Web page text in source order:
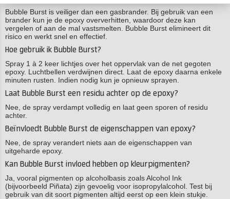
Bubble Burst is veiliger dan een gasbrander. Bij gebruik van een
brander kun je de epoxy oververhitten, waardoor deze kan
vergelen of aan de mal vastsmelten. Bubble Burst elimineert dit
risico en werkt snel en effectief.
Hoe gebruik ik Bubble Burst?
Spray 1 à 2 keer lichtjes over het oppervlak van de net gegoten
epoxy. Luchtbellen verdwijnen direct. Laat de epoxy daarna enkele
minuten rusten. Indien nodig kun je opnieuw sprayen.
Laat Bubble Burst een residu achter op de epoxy?
Nee, de spray verdampt volledig en laat geen sporen of residu
achter.
Beïnvloedt Bubble Burst de eigenschappen van epoxy?
Nee, de spray verandert niets aan de eigenschappen van
uitgeharde epoxy.
Kan Bubble Burst invloed hebben op kleurpigmenten?
Ja, vooral pigmenten op alcoholbasis zoals Alcohol Ink
(bijvoorbeeld Piñata) zijn gevoelig voor isopropylalcohol. Test bij
gebruik van dit soort pigmenten altijd eerst op een klein stukje.